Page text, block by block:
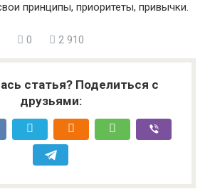
принципы, приоритеты, привычки.
0 2 910
статья? Поделиться с
друзьями: